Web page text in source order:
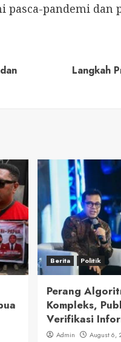
pandemi dan
Langkah
Berita Politik
Perang
Kompleks,
Verifikasi
Admin August 6,